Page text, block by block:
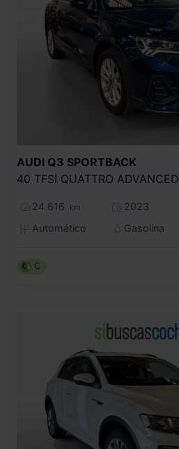
AUDI Q3 SPORTBACK
40 TFSI QUATTRO ADVANCED
24.616 km
2023
Automático
Gasolina
C